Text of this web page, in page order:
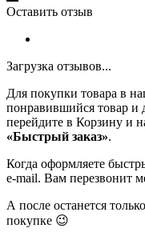
Оставить отзыв
Загрузка отзывов...
Для покупки товара в
понравившийся товар и
перейдите в Корзину и
«Быстрый заказ».
Когда оформляете
e-mail. Вам перезвонит
А после останется
покупке 😉